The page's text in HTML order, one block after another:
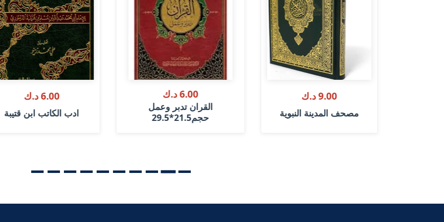
9.00 د.ك
مصحف المدينة النبوية
6.00 د.ك
القران تدبر وعمل
حجم21.5*29.5
6.00 د.ك
ادب الكاتب ابن قتيبة